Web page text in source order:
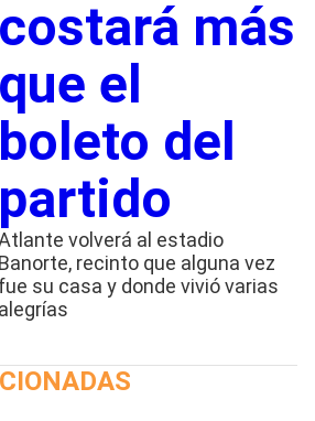
costará más
que el
boleto del
partido
volverá al estadio
Banorte, recinto que alguna vez
fue su casa y donde vivió varias
alegrías